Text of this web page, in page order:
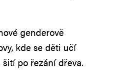
genderově
kde se děti učí
po řezání dřeva.